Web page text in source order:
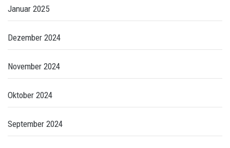
Januar 2025
Dezember 2024
November 2024
Oktober 2024
September 2024